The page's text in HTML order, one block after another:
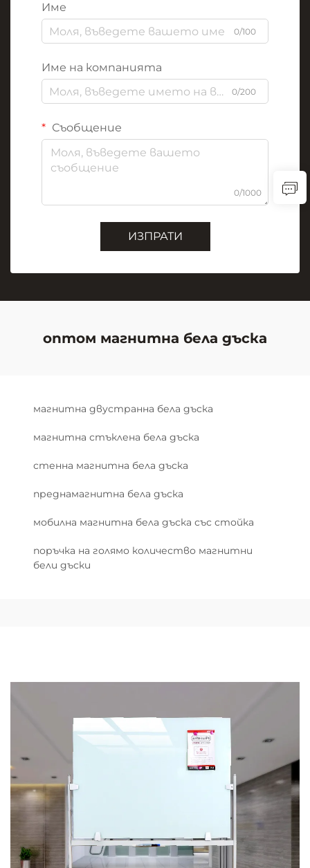
Име
0/100
Име на компанията
0/200
Съобщение
0/1000
ИЗПРАТИ
оптом магнитна бела дъска
магнитна двустранна бела дъска
магнитна стъклена бела дъска
стенна магнитна бела дъска
преднамагнитна бела дъска
мобилна магнитна бела дъска със стойка
поръчка на голямо количество магнитни
бели дъски